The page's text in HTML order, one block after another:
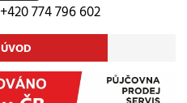
+420 774 796 602
ÚVOD